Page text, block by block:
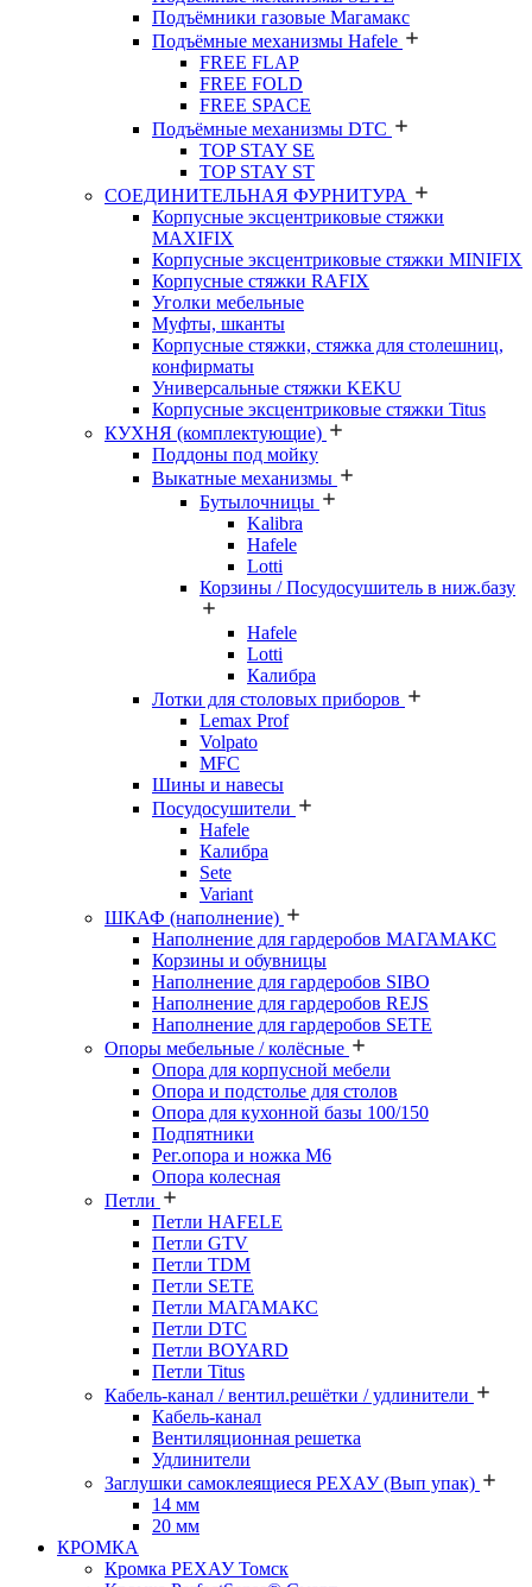
Подъёмники газовые Магамакс
Подъёмные механизмы Hafele
FREE FLAP
FREE FOLD
FREE SPACE
Подъёмные механизмы DTC
TOP STAY SE
TOP STAY ST
СОЕДИНИТЕЛЬНАЯ ФУРНИТУРА
Корпусные эксцентриковые стяжки
MAXIFIX
Корпусные эксцентриковые стяжки MINIFIX
Корпусные стяжки RAFIX
Уголки мебельные
Муфты, шканты
Корпусные стяжки, стяжка для столешниц,
конфирматы
Универсальные стяжки KEKU
Корпусные эксцентриковые стяжки Titus
КУХНЯ (комплектующие)
Поддоны под мойку
Выкатные механизмы
Бутылочницы
Kalibra
Hafele
Lotti
Корзины / Посудосушитель в ниж.базу
Hafele
Lotti
Калибра
Лотки для столовых приборов
Lemax Prof
Volpato
MFC
Шины и навесы
Посудосушители
Hafele
Калибра
Sete
Variant
ШКАФ (наполнение)
Наполнение для гардеробов МАГАМАКС
Корзины и обувницы
Наполнение для гардеробов SIBO
Наполнение для гардеробов REJS
Наполнение для гардеробов SETE
Опоры мебельные / колёсные
Опора для корпусной мебели
Опора и подстолье для столов
Опора для кухонной базы 100/150
Подпятники
Рег.опора и ножка М6
Опора колесная
Петли
Петли HAFELE
Петли GTV
Петли TDM
Петли SETE
Петли МАГАМАКС
Петли DTC
Петли BOYARD
Петли Titus
Кабель-канал / вентил.решётки / удлинители
Кабель-канал
Вентиляционная решетка
Удлинители
Заглушки самоклеящиеся РЕХАУ (Вып упак)
14 мм
20 мм
КРОМКА
Кромка PЕХАУ Томск